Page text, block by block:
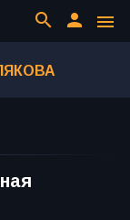
menu
person
search